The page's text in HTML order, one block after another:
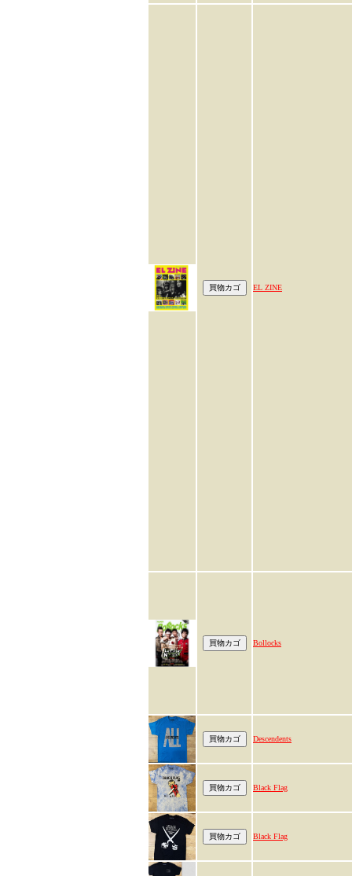
EL ZINE
Bollocks
Descendents
Black Flag
Black Flag